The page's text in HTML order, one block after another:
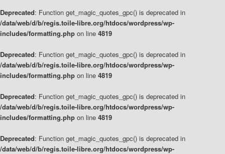
Deprecated: Function get_magic_quotes_gpc() is deprecated in
/data/web/d/b/regis.toile-libre.org/htdocs/wordpress/wp-
includes/formatting.php on line 4819
Deprecated: Function get_magic_quotes_gpc() is deprecated in
/data/web/d/b/regis.toile-libre.org/htdocs/wordpress/wp-
includes/formatting.php on line 4819
Deprecated: Function get_magic_quotes_gpc() is deprecated in
/data/web/d/b/regis.toile-libre.org/htdocs/wordpress/wp-
includes/formatting.php on line 4819
Deprecated: Function get_magic_quotes_gpc() is deprecated in
/data/web/d/b/regis.toile-libre.org/htdocs/wordpress/wp-